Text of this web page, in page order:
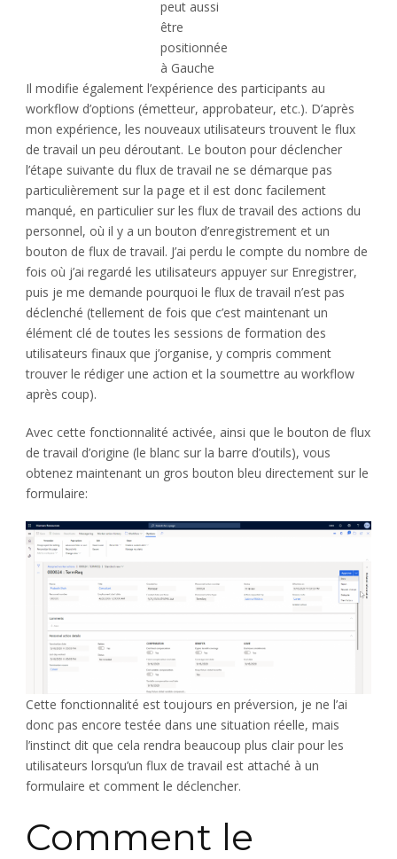
peut aussi
être
positionnée
à Gauche
Il modifie également l’expérience des participants au
workflow d’options (émetteur, approbateur, etc.). D’après
mon expérience, les nouveaux utilisateurs trouvent le flux
de travail un peu déroutant. Le bouton pour déclencher
l’étape suivante du flux de travail ne se démarque pas
particulièrement sur la page et il est donc facilement
manqué, en particulier sur les flux de travail des actions du
personnel, où il y a un bouton d’enregistrement et un
bouton de flux de travail. J’ai perdu le compte du nombre de
fois où j’ai regardé les utilisateurs appuyer sur Enregistrer,
puis je me demande pourquoi le flux de travail n’est pas
déclenché (tellement de fois que c’est maintenant un
élément clé de toutes les sessions de formation des
utilisateurs finaux que j’organise, y compris comment
trouver le rédiger une action et la soumettre au workflow
après coup).
Avec cette fonctionnalité activée, ainsi que le bouton de flux
de travail d’origine (le blanc sur la barre d’outils), vous
obtenez maintenant un gros bouton bleu directement sur le
formulaire:
Cette fonctionnalité est toujours en préversion, je ne l’ai
donc pas encore testée dans une situation réelle, mais
l’instinct dit que cela rendra beaucoup plus clair pour les
utilisateurs lorsqu’un flux de travail est attaché à un
formulaire et comment le déclencher.
Comment le